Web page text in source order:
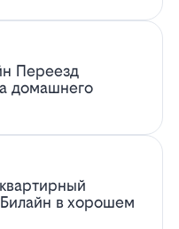
Переезд
домашнего
в хорошем